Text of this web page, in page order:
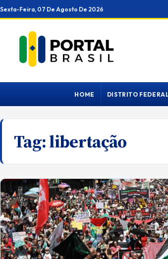
Ir
para
conteúdo
Sexta-Feira, 07 De Agosto De 2026
HOME DISTRITO
Tag:libertação